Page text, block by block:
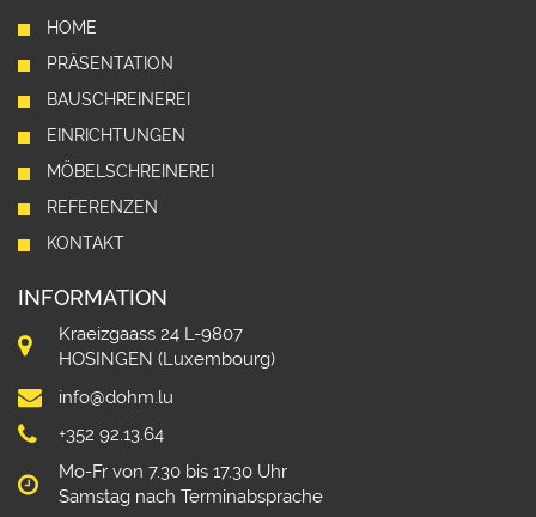
HOME
PRÄSENTATION
BAUSCHREINEREI
EINRICHTUNGEN
MÖBELSCHREINEREI
REFERENZEN
KONTAKT
INFORMATION
Kraeizgaass 24 L-9807
HOSINGEN (Luxembourg)
info@dohm.lu
+352 92.13.64
Mo-Fr von 7.30 bis 17.30 Uhr
Samstag nach Terminabsprache